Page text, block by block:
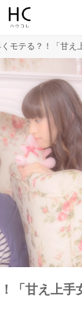
モテる？！「甘え
「甘え上手